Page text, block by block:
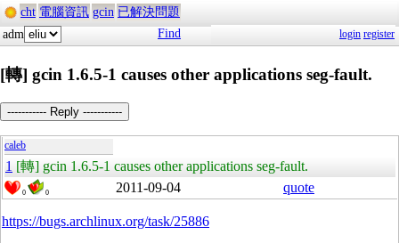
cht 電腦資訊 gcin 已解決問題
adm
Find login register
[轉] gcin 1.6.5-1 causes other applications seg-fault.
----------- Reply -----------
caleb
1 [轉] gcin 1.6.5-1 causes other applications seg-fault.
0 0 2011-09-04 quote
https://bugs.archlinux.org/task/25886